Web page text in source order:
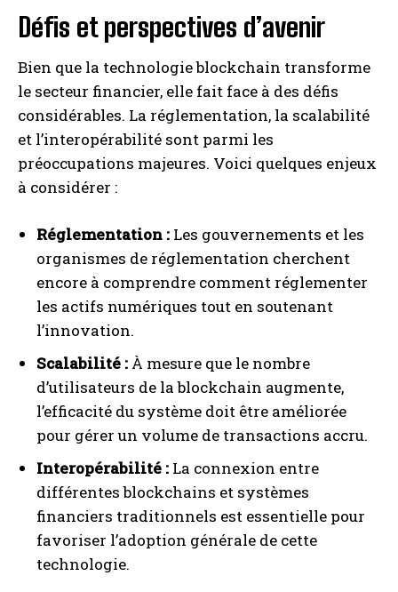
Défis et perspectives d’avenir
Bien que la technologie blockchain transforme
le secteur financier, elle fait face à des défis
considérables. La réglementation, la scalabilité
et l’interopérabilité sont parmi les
préoccupations majeures. Voici quelques enjeux
à considérer :
Réglementation : Les gouvernements et les
organismes de réglementation cherchent
encore à comprendre comment réglementer
les actifs numériques tout en soutenant
l’innovation.
Scalabilité : À mesure que le nombre
d’utilisateurs de la blockchain augmente,
l’efficacité du système doit être améliorée
pour gérer un volume de transactions accru.
Interopérabilité : La connexion entre
différentes blockchains et systèmes
financiers traditionnels est essentielle pour
favoriser l’adoption générale de cette
technologie.